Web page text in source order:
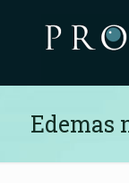
Edemas